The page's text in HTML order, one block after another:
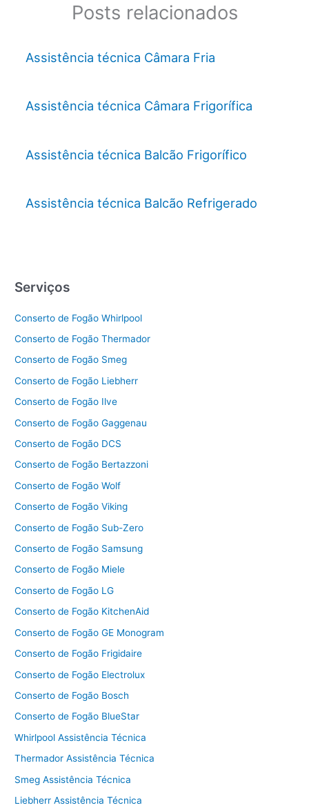
Posts relacionados
Assistência técnica Câmara Fria
Assistência técnica Câmara Frigorífica
Assistência técnica Balcão Frigorífico
Assistência técnica Balcão Refrigerado
Serviços
Conserto de Fogão Whirlpool
Conserto de Fogão Thermador
Conserto de Fogão Smeg
Conserto de Fogão Liebherr
Conserto de Fogão Ilve
Conserto de Fogão Gaggenau
Conserto de Fogão DCS
Conserto de Fogão Bertazzoni
Conserto de Fogão Wolf
Conserto de Fogão Viking
Conserto de Fogão Sub-Zero
Conserto de Fogão Samsung
Conserto de Fogão Miele
Conserto de Fogão LG
Conserto de Fogão KitchenAid
Conserto de Fogão GE Monogram
Conserto de Fogão Frigidaire
Conserto de Fogão Electrolux
Conserto de Fogão Bosch
Conserto de Fogão BlueStar
Whirlpool Assistência Técnica
Thermador Assistência Técnica
Smeg Assistência Técnica
Liebherr Assistência Técnica